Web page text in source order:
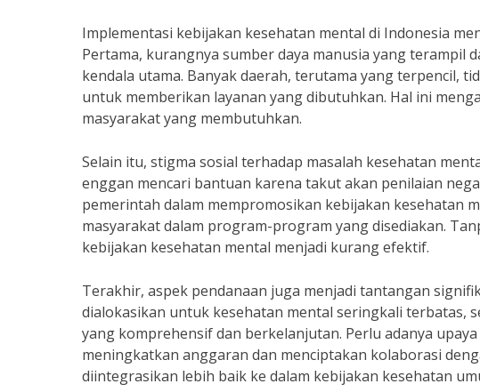
Implementasi kebijakan kesehatan mental di Indonesia
Pertama, kurangnya sumber daya manusia yang terampil
kendala utama. Banyak daerah, terutama yang terpencil,
untuk memberikan layanan yang dibutuhkan. Hal ini
masyarakat yang membutuhkan.
Selain itu, stigma sosial terhadap masalah kesehatan
enggan mencari bantuan karena takut akan penilaian
pemerintah dalam mempromosikan kebijakan kesehatan
masyarakat dalam program-program yang disediakan.
kebijakan kesehatan mental menjadi kurang efektif.
Terakhir, aspek pendanaan juga menjadi tantangan
dialokasikan untuk kesehatan mental seringkali terbatas,
yang komprehensif dan berkelanjutan. Perlu adanya
meningkatkan anggaran dan menciptakan kolaborasi
diintegrasikan lebih baik ke dalam kebijakan kesehatan